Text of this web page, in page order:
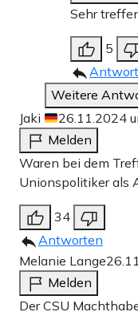
Sehr
5
Weitere
Jaki
26.11.2024
Melden
Waren bei dem
Unionspolitiker als
34
Antworten
Melanie Lange
Melden
Der CSU